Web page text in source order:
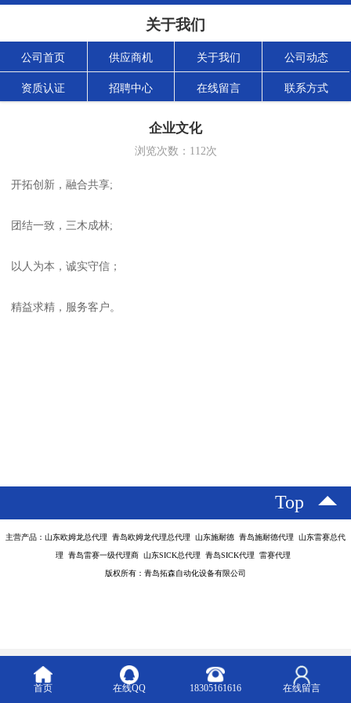
关于我们
公司首页 供应商机 关于我们 公司动态
资质认证 招聘中心 在线留言 联系方式
企业文化
浏览次数： 112次
开拓创新，融合共享;
团结一致，三木成林;
以人为本，诚实守信；
精益求精，服务客户。
Top
主营产品：山东欧姆龙总代理 青岛欧姆龙代理总代理 山东施耐德 青岛施耐德代理 山东雷赛总代
理 青岛雷赛一级代理商 山东SICK总代理 青岛SICK代理 雷赛代理
版权所有：青岛拓森自动化设备有限公司
首页 在线QQ 18305161616 在线留言